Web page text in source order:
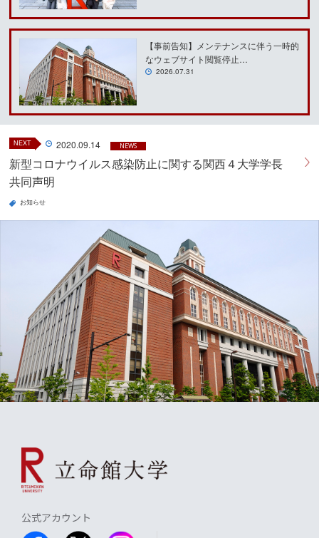
【事前告知】メンテナンスに伴う一時的
なウェブサイト閲覧停止…
2026.07.31
NEXT 2020.09.14 NEWS
新型コロナウイルス感染防止に関する関西４大学学長
共同声明
お知らせ
公式アカウント